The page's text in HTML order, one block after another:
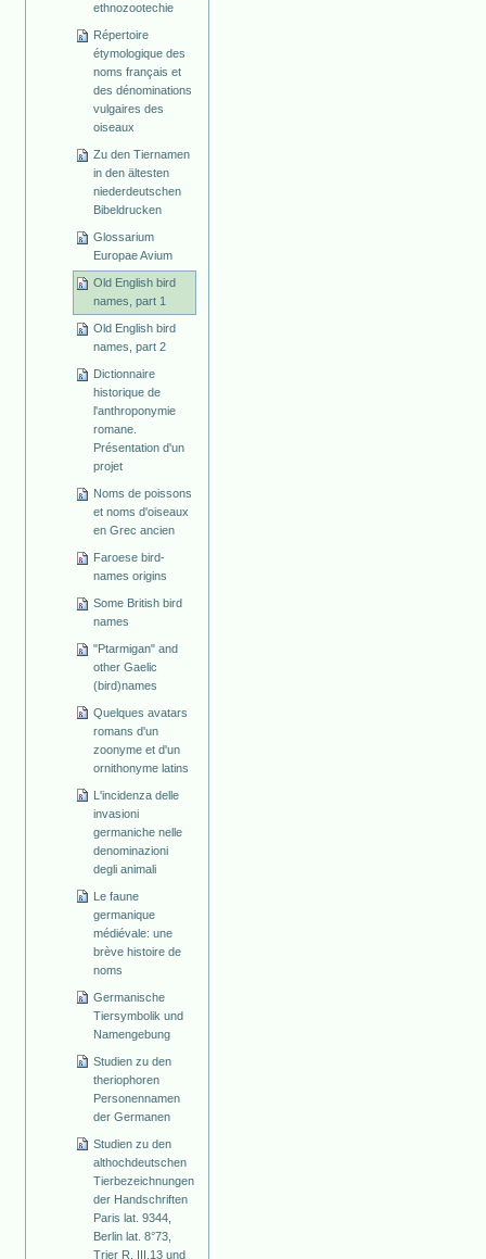
ethnozootechie
Répertoire
étymologique des
noms français et
des dénominations
vulgaires des
oiseaux
Zu den Tiernamen
in den ältesten
niederdeutschen
Bibeldrucken
Glossarium
Europae Avium
Old English bird
names, part 1
Old English bird
names, part 2
Dictionnaire
historique de
l'anthroponymie
romane.
Présentation d'un
projet
Noms de poissons
et noms d'oiseaux
en Grec ancien
Faroese bird-
names origins
Some British bird
names
"Ptarmigan" and
other Gaelic
(bird)names
Quelques avatars
romans d'un
zoonyme et d'un
ornithonyme latins
L'incidenza delle
invasioni
germaniche nelle
denominazioni
degli animali
Le faune
germanique
médiévale: une
brève histoire de
noms
Germanische
Tiersymbolik und
Namengebung
Studien zu den
theriophoren
Personennamen
der Germanen
Studien zu den
althochdeutschen
Tierbezeichnungen
der Handschriften
Paris lat. 9344,
Berlin lat. 8°73,
Trier R. III.13 und